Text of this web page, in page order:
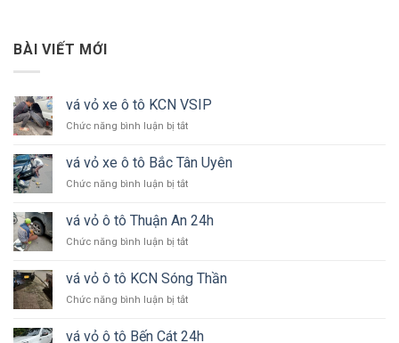
BÀI VIẾT MỚI
vá vỏ xe ô tô KCN VSIP
Chức năng bình luận bị tắtở
vỏ
xe
ô
KCN
vá vỏ xe ô tô Bắc Tân Uyên
Chức năng bình luận bị tắtở
vỏ
xe
ô
Bắc
Tân
Uyên
vá vỏ ô tô Thuận An 24h
Chức năng bình luận bị tắtở
ô
tô
An
vá vỏ ô tô KCN Sóng Thần
Chức năng bình luận bị tắtở
vỏ
vá vỏ ô tô Bến Cát 24h